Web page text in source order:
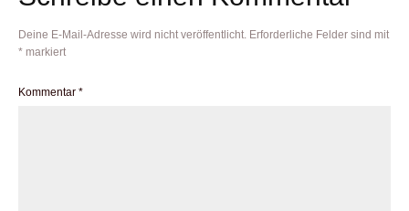
Deine E-Mail-Adresse wird nicht veröffentlicht. Erforderliche Felder sind mit
* markiert
Kommentar *